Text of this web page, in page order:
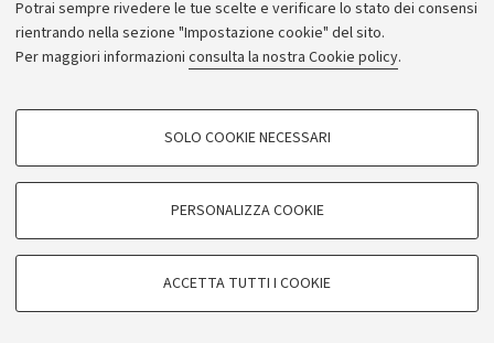
Potrai sempre rivedere le tue scelte e verificare lo stato dei consensi
rientrando nella sezione "Impostazione cookie" del sito.
Per maggiori informazioni consulta la nostra Cookie policy.
COOKIE DI PROFILAZIONE - FACOLTATIVI
COOKIE TECNICI - NECESSARI
Si tratta di cookie tecnici utilizzati, a titolo esemplificativo, per il corretto
SOLO COOKIE NECESSARI
PERSONALIZZA COOKIE
ACCETTA TUTTI I COOKIE
Rassegna stampa
© Copyright 2026 - ALMA MATER STUDIORUM - Università di
Bologna - Via Zamboni, 33 - 40126 Bologna - PI: 01131710376 -
CF: 80007010376
Privacy
Note legali Impostazioni Cookie